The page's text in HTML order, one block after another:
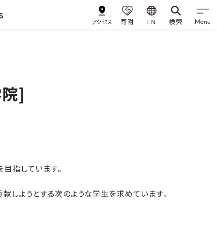
アクセス 寄附 EN 検索 Menu
]
指しています。
ようとする次のような学生を求めています。